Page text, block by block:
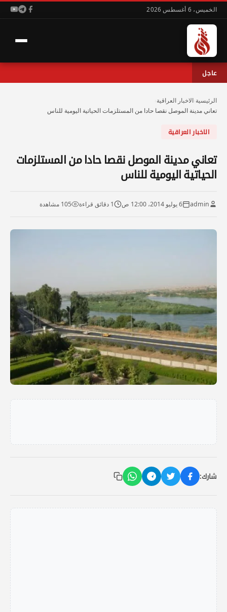
الخميس، 6 أغسطس 2026
عاجل
الرئيسية الاخبار العراقية
تعاني مدينة الموصل نقصا حادا من المستلزمات الحياتية اليومية للناس
الاخبار العراقية
تعاني مدينة الموصل نقصا حادا من المستلزمات
الحياتية اليومية للناس
admin 6 يوليو 2014، 12:00 ص 1 دقائق قراءة 105 مشاهدة
شارك: